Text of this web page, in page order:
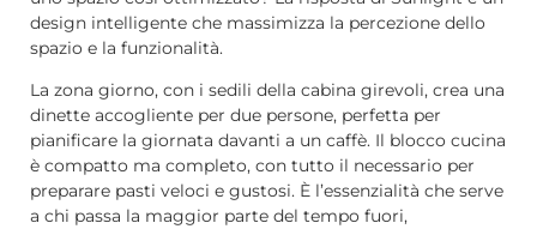
design intelligente che massimizza la percezione dello
spazio e la funzionalità.
La zona giorno, con i sedili della cabina girevoli, crea una
dinette accogliente per due persone, perfetta per
pianificare la giornata davanti a un caffè. Il blocco cucina
è compatto ma completo, con tutto il necessario per
preparare pasti veloci e gustosi. È l’essenzialità che serve
a chi passa la maggior parte del tempo fuori,